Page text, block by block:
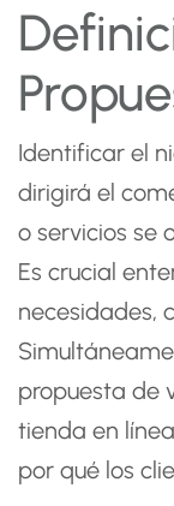
Identificar el
dirigirá el
o servicios se
Es crucial
necesidades,
propuesta de
tienda en
por qué los